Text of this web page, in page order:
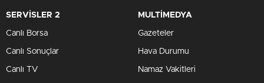
SERVİSLER 2
Canlı Borsa
Canlı Sonuçlar
Canlı TV
MULTİMEDYA
Gazeteler
Hava Durumu
Namaz Vakitleri